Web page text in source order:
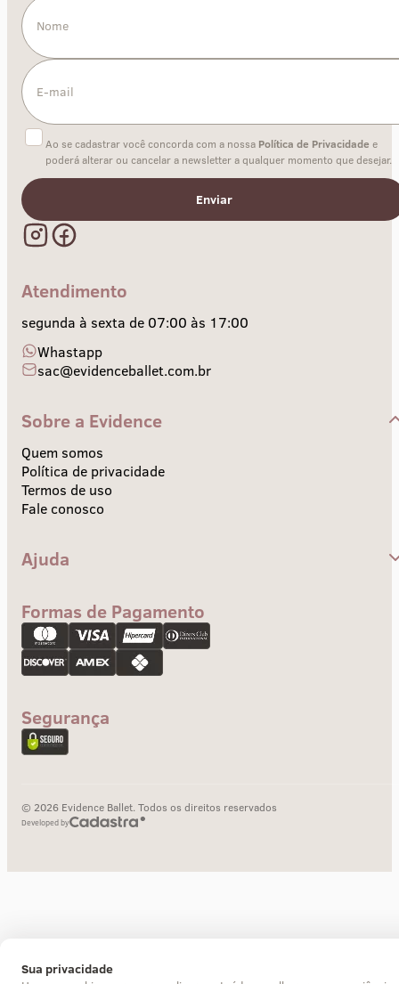
Sua privacidade
Ao se cadastrar você concorda com a nossa Política de Privacidade e
poderá alterar ou cancelar a newsletter a qualquer momento que desejar.
Enviar
Atendimento
segunda à sexta de 07:00 às 17:00
Whastapp
sac@evidenceballet.com.br
Sobre a Evidence
Quem somos
Política de privacidade
Termos de uso
Fale conosco
Ajuda
Troca e devolução
Pagamento
Formas de Pagamento
Segurança
© 2026 Evidence Ballet. Todos os direitos reservados
Developed by